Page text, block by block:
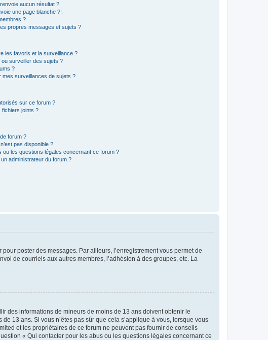
aucun résultat ?
une page blanche ?!
?
propres messages et sujets ?
les favoris et la surveillance ?
surveiller des sujets ?
?
mes surveillances de sujets ?
sur ce forum ?
fichiers joints ?
forum ?
pas disponible ?
ou les questions légales concernant ce forum ?
administrateur du forum ?
poster des messages. Par ailleurs, l’enregistrement vous permet de
de courriels aux autres membres, l’adhésion à des groupes, etc. La
des informations de mineurs de moins de 13 ans doivent obtenir le
13 ans. Si vous n’êtes pas sûr que cela s’applique à vous, lorsque vous
et les propriétaires de ce forum ne peuvent pas fournir de conseils
« Qui contacter pour les abus ou les questions légales concernant ce